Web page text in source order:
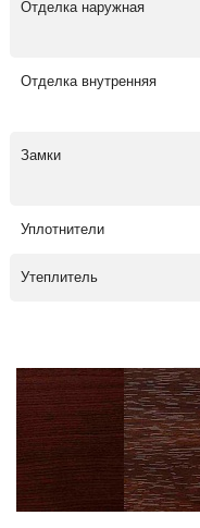
Отделка наружная
Отделка внутренняя
Замки
Уплотнители
Утеплитель